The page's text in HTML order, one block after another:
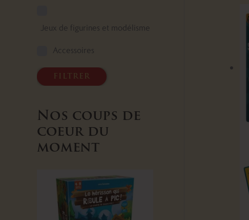
Jeux de figurines et modélisme
Accessoires
filtrer
Nos coups de
coeur du
moment